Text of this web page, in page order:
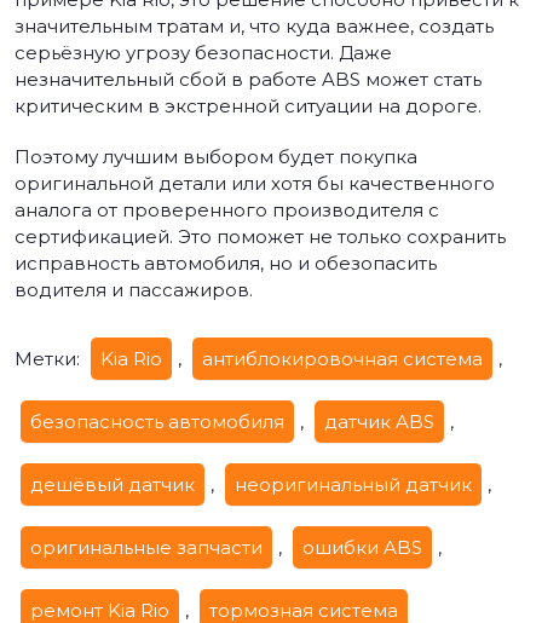
значительным тратам и, что куда важнее, создать
серьёзную угрозу безопасности. Даже
незначительный сбой в работе ABS может стать
критическим в экстренной ситуации на дороге.
Поэтому лучшим выбором будет покупка
оригинальной детали или хотя бы качественного
аналога от проверенного производителя с
сертификацией. Это поможет не только сохранить
исправность автомобиля, но и обезопасить
водителя и пассажиров.
Метки: Kia Rio , антиблокировочная система ,
безопасность автомобиля , датчик ABS ,
дешёвый датчик , неоригинальный датчик ,
оригинальные запчасти , ошибки ABS ,
ремонт Kia Rio , тормозная система